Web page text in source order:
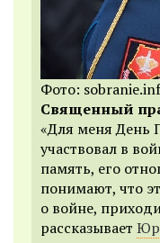
Фото:
Священный
«Для меня День
участвовал в
память, его
понимают, что
о войне,
рассказывает